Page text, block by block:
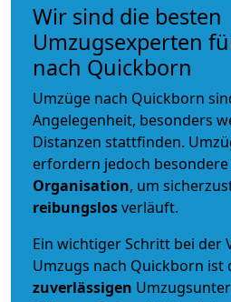
Wir sind die besten
Umzugsexperten
nach Quickborn
Umzüge nach Quickborn
Angelegenheit, besonders
Distanzen stattfinden.
erfordern jedoch besondere
Organisation, um
reibungslosverläuft.
Ein wichtiger Schritt bei der
Umzugs nach Quickborn ist
zuverlässigen